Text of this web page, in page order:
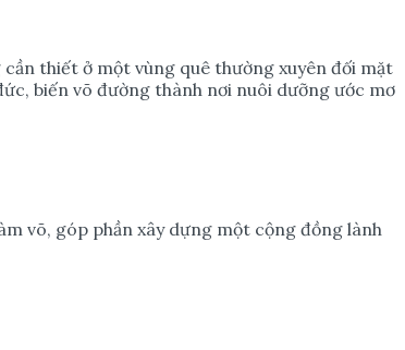
thiết ở một vùng quê thường xuyên đối mặt
biến võ đường thành nơi nuôi dưỡng ước mơ
võ, góp phần xây dựng một cộng đồng lành